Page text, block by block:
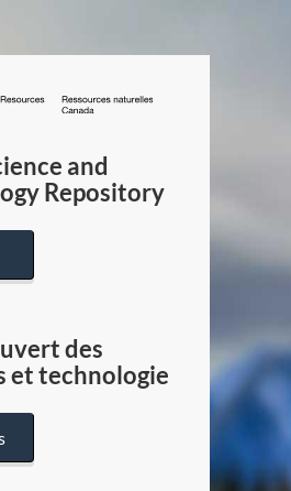
/
Canada
and
Repository
des
et technologie